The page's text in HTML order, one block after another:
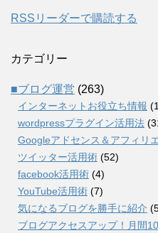
RSSリーダーで購読する
カテゴリー
■ブログ運営 (263)
インターネットお役立ち情報
wordpressプラグイン活用法
Googleアドセンス＆アフィリ
ツイッター活用術 (52)
facebook活用術 (4)
YouTube活用術 (7)
気になるブログを勝手に紹介
ブログアクセスアップ！月間